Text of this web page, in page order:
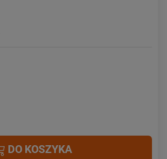
DO KOSZYKA